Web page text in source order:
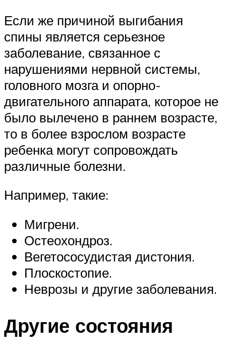
Если же причиной выгибания
спины является серьезное
заболевание, связанное с
нарушениями нервной системы,
головного мозга и опорно-
двигательного аппарата, которое не
было вылечено в раннем возрасте,
то в более взрослом возрасте
ребенка могут сопровождать
различные болезни.
Например, такие:
Мигрени.
Остеохондроз.
Вегетососудистая дистония.
Плоскостопие.
Неврозы и другие заболевания.
Другие состояния